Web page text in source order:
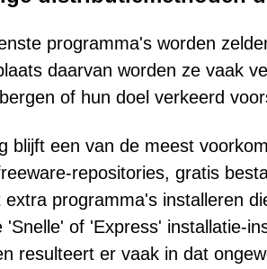
programma's worden
daarvan worden ze vaak
of hun doel verkeerd
blijft een van de meest
repositories, gratis
extra programma's installeren
'Snelle' of 'Express' installatie-
resulteert er vaak in dat